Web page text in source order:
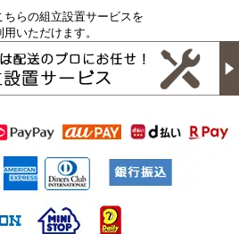
ちらの組立設置サービスを
用いただけます。